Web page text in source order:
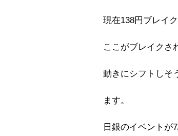
現在138円ブレイ
ここがブレイクさ
動きにシフトしそ
ます。
日銀のイベントが